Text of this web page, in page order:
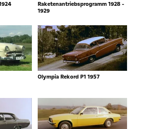
Raketenantriebsprogramm 1928 -
1929
Olympia Rekord P1 1957